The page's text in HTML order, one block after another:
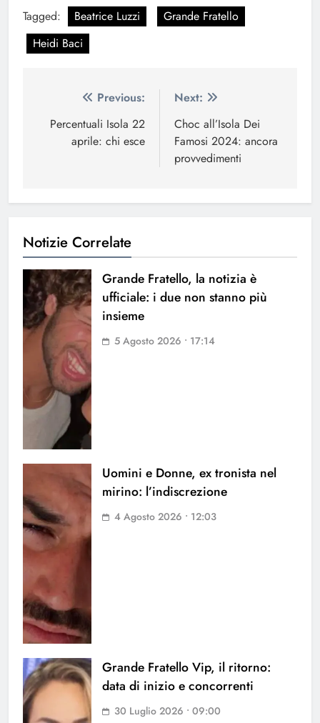
Tagged: Beatrice Luzzi
Grande Fratello
Heidi Baci
Navigazione
articoli
Previous:
Percentuali Isola 22
aprile: chi esce
Next:
Choc all’Isola Dei
Famosi 2024: ancora
provvedimenti
Notizie Correlate
Grande Fratello, la notizia è
ufficiale: i due non stanno più
insieme
5 Agosto 2026 • 17:14
Uomini e Donne, ex tronista nel
mirino: l’indiscrezione
4 Agosto 2026 • 12:03
Grande Fratello Vip, il ritorno:
data di inizio e concorrenti
30 Luglio 2026 • 09:00